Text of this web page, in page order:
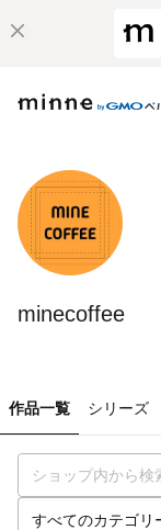
minecoffee
作品一覧 シリーズ